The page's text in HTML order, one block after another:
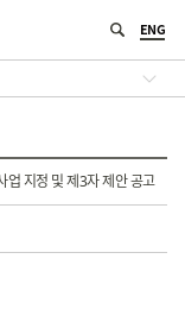
ENG
업 지정 및 제3자 제안 공고